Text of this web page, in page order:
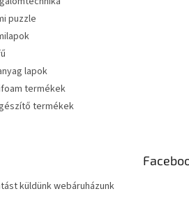
puzzle
lapok
termékek
termékek
küldünk webáruházunk